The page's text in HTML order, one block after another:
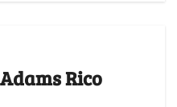
Rico